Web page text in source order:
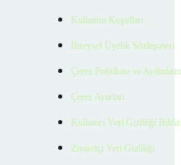
Kullanım Koşulları
Bireysel Üyelik Sözleşmesi
Çerez Politikası ve
Çerez Ayarları
Kullanıcı Veri Gizliliği
Ziyaretçi Veri Gizliliği